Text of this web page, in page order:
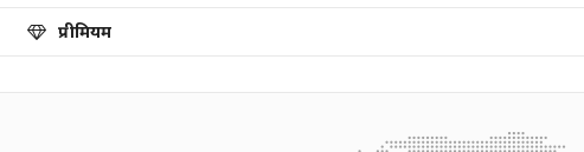
प्रीमियम